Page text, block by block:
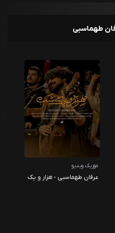
طهماسبی
موزیک ویدیو
عرفان طهماسبی - هزار و یک